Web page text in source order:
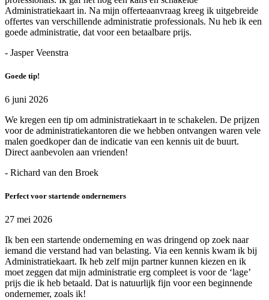
Administratiekaart in. Na mijn offerteaanvraag kreeg ik uitgebreide
offertes van verschillende administratie professionals. Nu heb ik een
goede administratie, dat voor een betaalbare prijs.
- Jasper Veenstra
Goede tip!
6 juni 2026
We kregen een tip om administratiekaart in te schakelen. De prijzen
voor de administratiekantoren die we hebben ontvangen waren vele
malen goedkoper dan de indicatie van een kennis uit de buurt.
Direct aanbevolen aan vrienden!
- Richard van den Broek
Perfect voor startende ondernemers
27 mei 2026
Ik ben een startende onderneming en was dringend op zoek naar
iemand die verstand had van belasting. Via een kennis kwam ik bij
Administratiekaart. Ik heb zelf mijn partner kunnen kiezen en ik
moet zeggen dat mijn administratie erg compleet is voor de ‘lage’
prijs die ik heb betaald. Dat is natuurlijk fijn voor een beginnende
ondernemer, zoals ik!